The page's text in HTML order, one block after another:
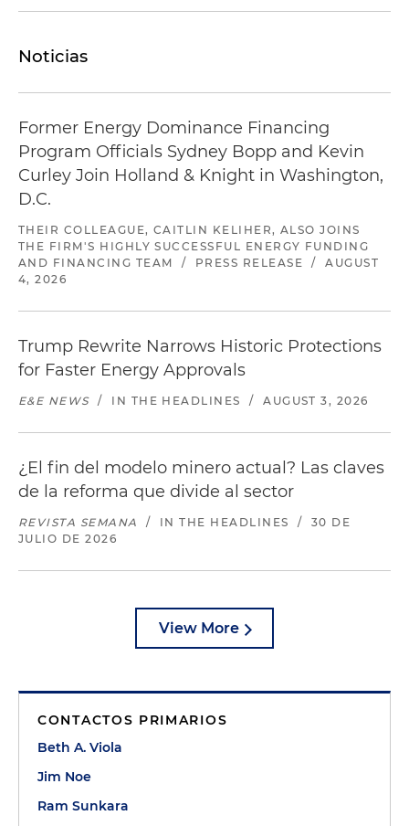
Noticias
Former Energy Dominance Financing
Program Officials Sydney Bopp and Kevin
Curley Join Holland & Knight in Washington,
D.C.
THEIR COLLEAGUE, CAITLIN KELIHER, ALSO JOINS
THE FIRM'S HIGHLY SUCCESSFUL ENERGY FUNDING
AND FINANCING TEAM
/ PRESS RELEASE /
AUGUST
4, 2026
Trump Rewrite Narrows Historic Protections
for Faster Energy Approvals
E&E NEWS / IN THE HEADLINES / AUGUST 3, 2026
¿El fin del modelo minero actual? Las claves
de la reforma que divide al sector
REVISTA SEMANA / IN THE HEADLINES /
30 DE
JULIO DE 2026
View More
CONTACTOS PRIMARIOS
Beth A. Viola
Jim Noe
Ram Sunkara